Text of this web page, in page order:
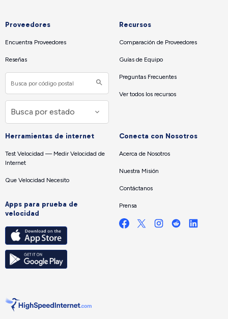
Proveedores
Encuentra Proveedores
Reseñas
Recursos
Comparación de Proveedores
Guías de Equipo
Preguntas Frecuentes
Ver todos los recursos
Herramientas de internet
Test Velocidad — Medir Velocidad de
Internet
Que Velocidad Necesito
Apps para prueba de
velocidad
Conecta con Nosotros
Acerca de Nosotros
Nuestra Misión
Contáctanos
Prensa